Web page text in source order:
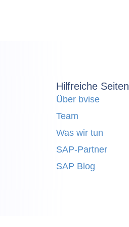
Hilfreiche Seiten
Über bvise
Team
Was wir tun
SAP-Partner
SAP Blog